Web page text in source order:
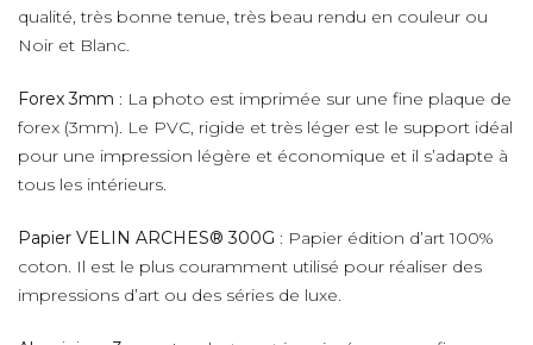
qualité, très bonne tenue, très beau rendu en couleur ou
Noir et Blanc.
Forex 3mm : La photo est imprimée sur une fine plaque de
forex (3mm). Le PVC, rigide et très léger est le support idéal
pour une impression légère et économique et il s’adapte à
tous les intérieurs.
Papier VELIN ARCHES® 300G : Papier édition d’art 100%
coton. Il est le plus couramment utilisé pour réaliser des
impressions d’art ou des séries de luxe.